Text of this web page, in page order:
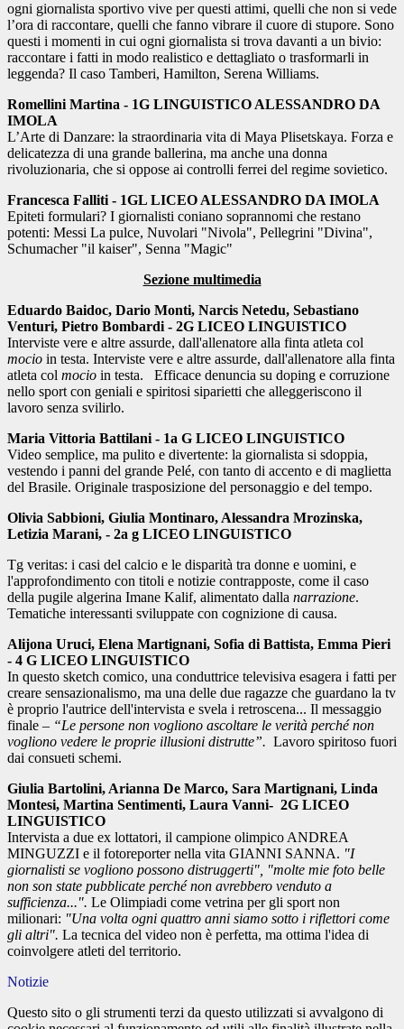
ogni giornalista sportivo vive per questi attimi, quelli che non si vede
l’ora di raccontare, quelli che fanno vibrare il cuore di stupore. Sono
questi i momenti in cui ogni giornalista si trova davanti a un bivio:
raccontare i fatti in modo realistico e dettagliato o trasformarli in
leggenda? Il caso Tamberi, Hamilton, Serena Williams.
Romellini Martina - 1G LINGUISTICO ALESSANDRO DA
IMOLA
L’Arte di Danzare: la straordinaria vita di Maya Plisetskaya. Forza e
delicatezza di una grande ballerina, ma anche una donna
rivoluzionaria, che si oppose ai controlli ferrei del regime sovietico.
Francesca Falliti - 1GL LICEO ALESSANDRO DA IMOLA
Epiteti formulari? I giornalisti coniano soprannomi che restano
potenti: Messi La pulce, Nuvolari "Nivola", Pellegrini "Divina",
Schumacher "il kaiser", Senna "Magic"
Sezione multimedia
Eduardo Baidoc, Dario Monti, Narcis Netedu, Sebastiano
Venturi, Pietro Bombardi - 2G LICEO LINGUISTICO
Interviste vere e altre assurde, dall'allenatore alla finta atleta col
mocio in testa. Interviste vere e altre assurde, dall'allenatore alla finta
atleta col mocio in testa.
Efficace denuncia su doping e corruzione
nello sport con geniali e spiritosi siparietti che alleggeriscono il
lavoro senza svilirlo.
Maria Vittoria Battilani - 1a G LICEO LINGUISTICO
Video semplice, ma pulito e divertente: la giornalista si sdoppia,
vestendo i panni del grande Pelé, con tanto di accento e di maglietta
del Brasile. Originale trasposizione del personaggio e del tempo.
Olivia Sabbioni, Giulia Montinaro, Alessandra Mrozinska,
Letizia Marani, - 2a g LICEO LINGUISTICO
Tg veritas: i casi del calcio e le disparità tra donne e uomini, e
l'approfondimento con titoli e notizie contrapposte, come il caso
della pugile algerina Imane Kalif, alimentato dalla narrazione.
Tematiche interessanti sviluppate con cognizione di causa.
Alijona Uruci, Elena Martignani, Sofia di Battista, Emma Pieri
- 4 G LICEO LINGUISTICO
In questo sketch comico, una conduttrice televisiva esagera i fatti per
creare sensazionalismo, ma una delle due ragazze che guardano la tv
è proprio l'autrice dell'intervista e svela i retroscena... Il messaggio
finale – “Le persone non vogliono ascoltare le verità perché non
vogliono vedere le proprie illusioni distrutte”. Lavoro spiritoso fuori
dai consueti schemi.
Giulia Bartolini, Arianna De Marco, Sara Martignani, Linda
Montesi, Martina Sentimenti, Laura Vanni- 2G LICEO
LINGUISTICO
Intervista a due ex lottatori, il campione olimpico ANDREA
MINGUZZI e il fotoreporter nella vita GIANNI SANNA. "I
giornalisti se vogliono possono distruggerti", "molte mie foto belle
non son state pubblicate perché non avrebbero venduto a
sufficienza...". Le Olimpiadi come vetrina per gli sport non
milionari: "Una volta ogni quattro anni siamo sotto i riflettori come
gli altri". La tecnica del video non è perfetta, ma ottima l'idea di
coinvolgere atleti del territorio.
Notizie
Questo sito o gli strumenti terzi da questo utilizzati si avvalgono di